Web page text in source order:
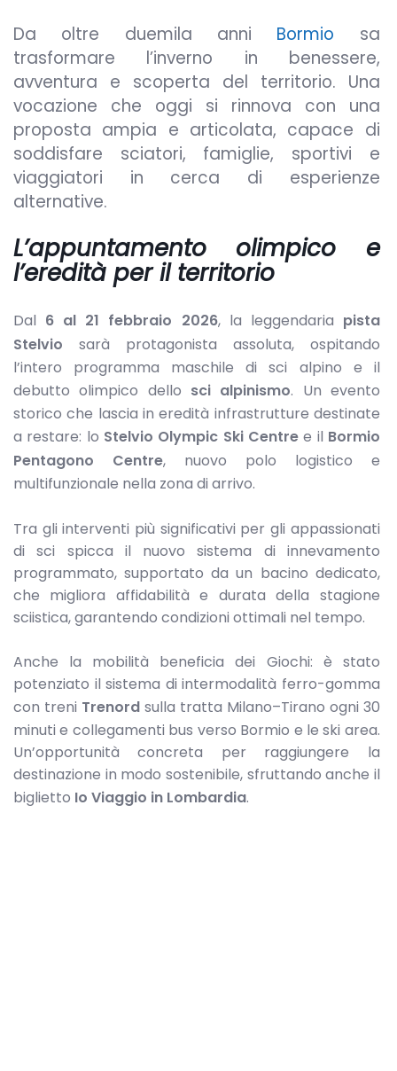
Da oltre duemila anni Bormio sa
trasformare l’inverno in benessere,
avventura e scoperta del territorio. Una
vocazione che oggi si rinnova con una
proposta ampia e articolata, capace di
soddisfare sciatori, famiglie, sportivi e
viaggiatori in cerca di esperienze
alternative.
L’appuntamento olimpico e
l’eredità per il territorio
Dal 6 al 21 febbraio 2026, la leggendaria pista
Stelvio sarà protagonista assoluta, ospitando
l’intero programma maschile di sci alpino e il
debutto olimpico dello sci alpinismo. Un evento
storico che lascia in eredità infrastrutture destinate
a restare: lo Stelvio Olympic Ski Centree il Bormio
Pentagono Centre, nuovo polo logistico e
multifunzionale nella zona di arrivo.
Tra gli interventi più significativi per gli appassionati
di sci spicca il nuovo sistema di innevamento
programmato, supportato da un bacino dedicato,
che migliora affidabilità e durata della stagione
sciistica, garantendo condizioni ottimali nel tempo.
Anche la mobilità beneficia dei Giochi: è stato
potenziato il sistema di intermodalità ferro-gomma
con treni Trenord sulla tratta Milano–Tirano ogni 30
minuti e collegamenti bus verso Bormio e le ski area.
Un’opportunità concreta per raggiungere la
destinazione in modo sostenibile, sfruttando anche il
biglietto Io Viaggio in Lombardia.